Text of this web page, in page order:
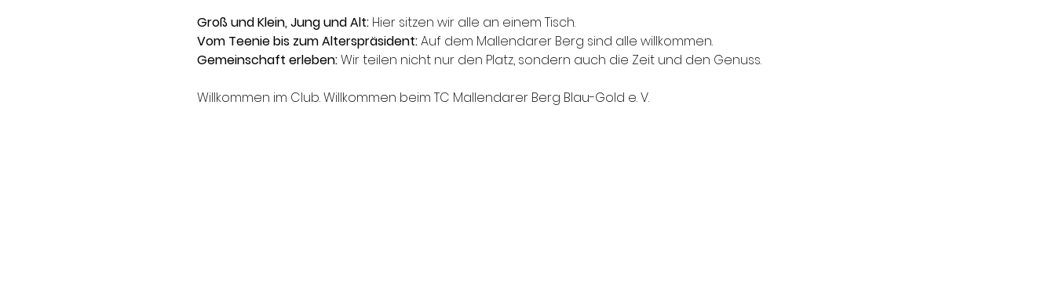
Groß und Klein, Jung und Alt: Hier sitzen wir alle an einem Tisch.
Vom Teenie bis zum Alterspräsident: Auf dem Mallendarer Berg sind alle willkommen.
Gemeinschaft erleben: Wir teilen nicht nur den Platz, sondern auch die Zeit und den Genuss.
Willkommen im Club. Willkommen beim TC Mallendarer Berg Blau-Gold e. V.